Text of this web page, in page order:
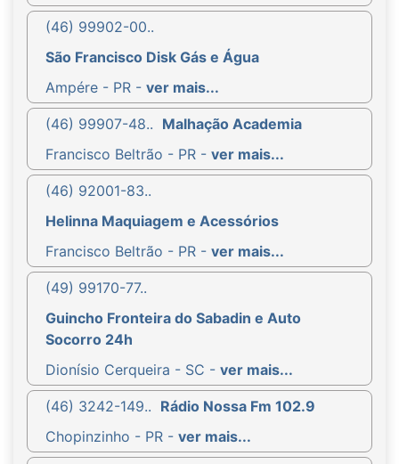
(46) 99902-00..
São Francisco Disk Gás e Água
Ampére - PR - ver mais...
(46) 99907-48.. Malhação Academia
Francisco Beltrão - PR - ver mais...
(46) 92001-83..
Helinna Maquiagem e Acessórios
Francisco Beltrão - PR - ver mais...
(49) 99170-77..
Guincho Fronteira do Sabadin e Auto
Socorro 24h
Dionísio Cerqueira - SC - ver mais...
(46) 3242-149.. Rádio Nossa Fm 102.9
Chopinzinho - PR - ver mais...